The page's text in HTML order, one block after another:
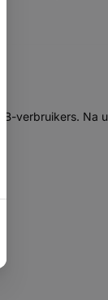
verbruikers. Na